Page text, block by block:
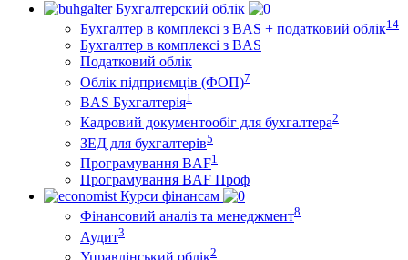
Бухгалтерский облік
Бухгалтер в комплексі з BAS + податковий облік14
Бухгалтер в комплексі з BAS
Податковий облік
Облік підприємців (ФОП)7
BAS Бухгалтерія1
Кадровий документообіг для бухгалтера2
ЗЕД для бухгалтерів5
Програмування BAF1
Програмування BAF Проф
Курси фінансам
Фінансовий аналіз та менеджмент8
Аудит3
Управлінський облік2